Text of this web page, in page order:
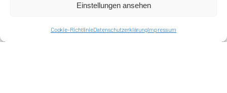
Einstellungen ansehen
Cookie-RichtlinieDatenschutzerklärungImpressum
Datenschutzerklärung